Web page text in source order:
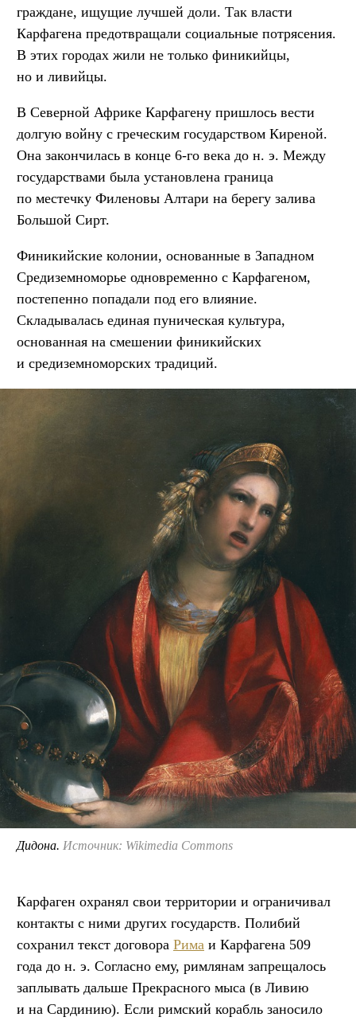
граждане, ищущие лучшей доли. Так власти
Карфагена предотвращали социальные потрясения.
В этих городах жили не только финикийцы,
но и ливийцы.
В Северной Африке Карфагену пришлось вести
долгую войну с греческим государством Киреной.
Она закончилась в конце 6-го века до н. э. Между
государствами была установлена граница
по местечку Филеновы Алтари на берегу залива
Большой Сирт.
Финикийские колонии, основанные в Западном
Средиземноморье одновременно с Карфагеном,
постепенно попадали под его влияние.
Складывалась единая пуническая культура,
основанная на смешении финикийских
и средиземноморских традиций.
Дидона. Источник: Wikimedia Commons
Карфаген охранял свои территории и ограничивал
контакты с ними других государств. Полибий
сохранил текст договора Рима и Карфагена 509
года до н. э. Согласно ему, римлянам запрещалось
заплывать дальше Прекрасного мыса (в Ливию
и на Сардинию). Если римский корабль заносило